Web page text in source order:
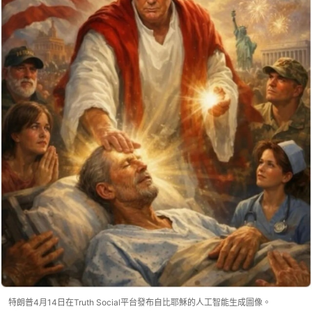
特朗普4月14日在Truth Social平台發布自比耶穌的人工智能生成圖像。